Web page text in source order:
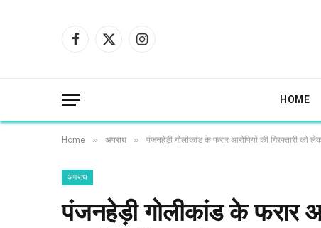
Facebook
X
Instagram
HOME
Home » अपराध » पंजनहेड़ी गोलीकांड के फरार आरोपियों की गिरफ्तारी को
अपराध
पंजनहेड़ी गोलीकांड के फरार